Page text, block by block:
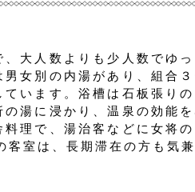
大人数よりも少人数でゆ
女別の内湯があり、組合
います。浴槽は石板張り
湯に浸かり、温泉の効能
理で、湯治客などに女将
客室は、長期滞在の方も気